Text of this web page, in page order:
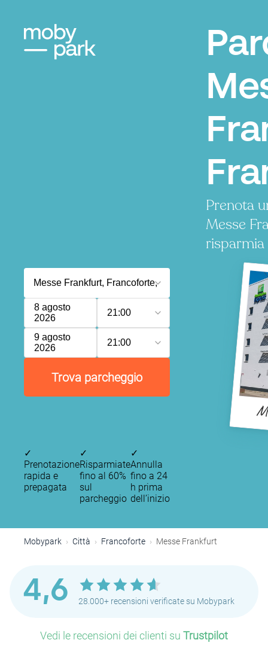
Prenota
Messe
risparmia
8 agosto
2026
21:00
9 agosto
2026
21:00
Trova parcheggio
✓
Prenotazione
rapida e
prepagata
✓
Risparmiate
fino al 60%
sul
parcheggio
✓
Annulla
fino a 24
h prima
dell’inizio
Mobypark Città Francoforte Messe Frankfurt
4,6 28.000+ recensioni verificate su Mobypark
Vedi le recensioni dei clienti su Trustpilot